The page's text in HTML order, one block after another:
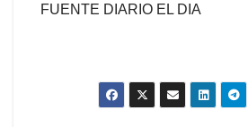
FUENTE DIARIO EL DIA